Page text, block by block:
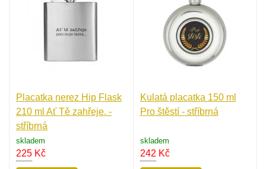
Placatka nerez Hip Flask
210 ml Ať Tě zahřeje. -
stříbrná
skladem
225 Kč
Kulatá placatka 150 ml
Pro štěstí - stříbrná
skladem
242 Kč